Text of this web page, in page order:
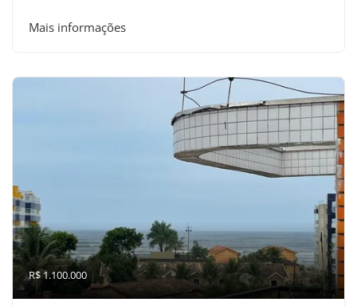
Mais informações
R$ 1.100.000